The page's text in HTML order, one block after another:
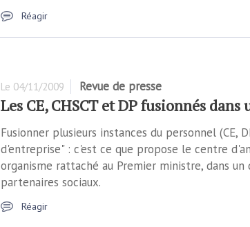
Réagir
Le 04/11/2009 Revue de presse
Les CE, CHSCT et DP fusionnés
Fusionner plusieurs instances du personnel (CE,
d'entreprise" : c'est ce que propose le centre
organisme rattaché au Premier ministre, dans
partenaires sociaux.
Réagir